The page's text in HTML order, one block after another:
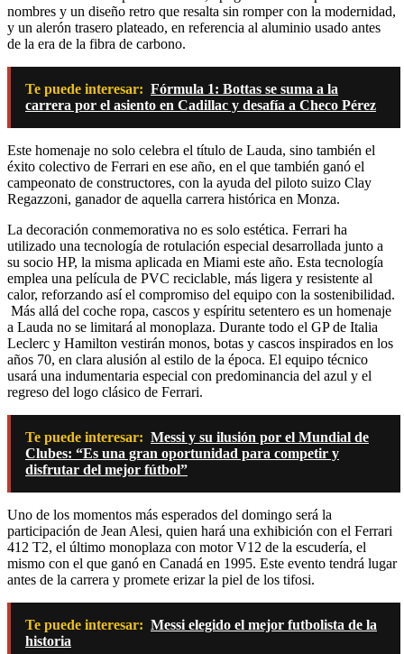
nombres y un diseño retro que resalta sin romper con la modernidad,
y un alerón trasero plateado, en referencia al aluminio usado antes
de la era de la fibra de carbono.
Te puede interesar: Fórmula 1: Bottas se suma a la
carrera por el asiento en Cadillac y desafía a Checo Pérez
Este homenaje no solo celebra el título de Lauda, sino también el
éxito colectivo de Ferrari en ese año, en el que también ganó el
campeonato de constructores, con la ayuda del piloto suizo Clay
Regazzoni, ganador de aquella carrera histórica en Monza.
La decoración conmemorativa no es solo estética. Ferrari ha
utilizado una tecnología de rotulación especial desarrollada junto a
su socio HP, la misma aplicada en Miami este año. Esta tecnología
emplea una película de PVC reciclable, más ligera y resistente al
calor, reforzando así el compromiso del equipo con la sostenibilidad.
Más allá del coche ropa, cascos y espíritu setentero es un homenaje
a Lauda no se limitará al monoplaza. Durante todo el GP de Italia
Leclerc y Hamilton vestirán monos, botas y cascos inspirados en los
años 70, en clara alusión al estilo de la época. El equipo técnico
usará una indumentaria especial con predominancia del azul y el
regreso del logo clásico de Ferrari.
Te puede interesar: Messi y su ilusión por el Mundial de
Clubes: “Es una gran oportunidad para competir y
disfrutar del mejor fútbol”
Uno de los momentos más esperados del domingo será la
participación de Jean Alesi, quien hará una exhibición con el Ferrari
412 T2, el último monoplaza con motor V12 de la escudería, el
mismo con el que ganó en Canadá en 1995. Este evento tendrá lugar
antes de la carrera y promete erizar la piel de los tifosi.
Te puede interesar: Messi elegido el mejor futbolista de la
historia